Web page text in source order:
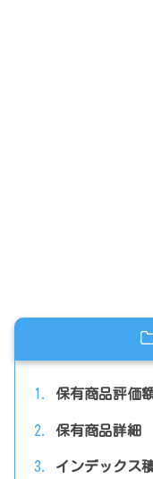
保有商品評価
保有商品詳細
インデックス